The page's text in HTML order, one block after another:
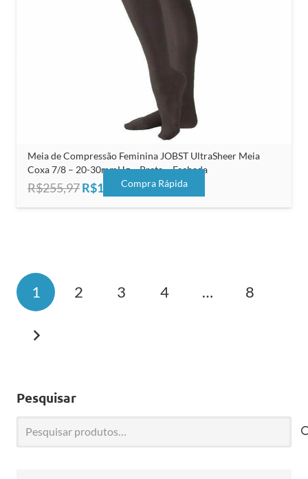
Meia de Compressão Feminina JOBST UltraSheer Meia
Coxa 7/8 – 20-30mmHg – Preta – Fechada
R$255,97O
R$195,00O
Compra Rápida
1 2 3 4 … 8
Pesquisar
Pesquisar
por: